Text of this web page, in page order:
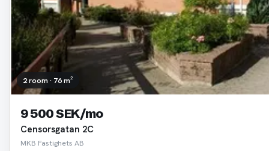
2 room · 76 m²
9 500 SEK/mo
Censorsgatan 2C
MKB Fastighets AB